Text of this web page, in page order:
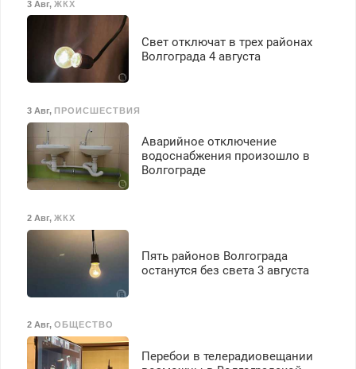
3 Авг, ЖКХ
Свет отключат в трех районах
Волгограда 4 августа
3 Авг, ПРОИСШЕСТВИЯ
Аварийное отключение
водоснабжения произошло в
Волгограде
2 Авг, ЖКХ
Пять районов Волгограда
останутся без света 3 августа
2 Авг, ОБЩЕСТВО
Перебои в телерадиовещании